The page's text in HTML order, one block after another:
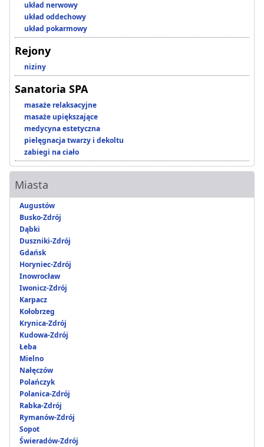
układ nerwowy
układ oddechowy
układ pokarmowy
Rejony
niziny
Sanatoria SPA
masaże relaksacyjne
masaże upiększające
medycyna estetyczna
pielęgnacja twarzy i dekoltu
zabiegi na ciało
Miasta
Augustów
Busko-Zdrój
Dąbki
Duszniki-Zdrój
Gdańsk
Horyniec-Zdrój
Inowrocław
Iwonicz-Zdrój
Karpacz
Kołobrzeg
Krynica-Zdrój
Kudowa-Zdrój
Łeba
Mielno
Nałęczów
Polańczyk
Polanica-Zdrój
Rabka-Zdrój
Rymanów-Zdrój
Sopot
Świeradów-Zdrój